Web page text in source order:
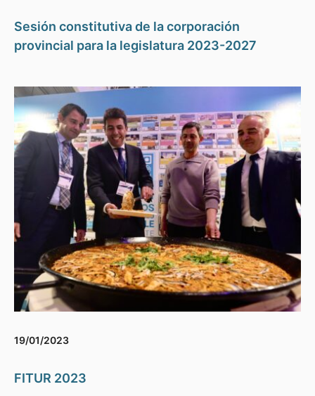
Sesión constitutiva de la corporación
provincial para la legislatura 2023-2027
19/01/2023
FITUR 2023